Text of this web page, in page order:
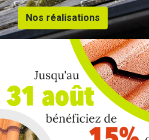
Nos réalisations